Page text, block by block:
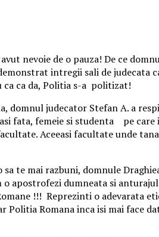
nevoie de o pauza! De ce
intregii sali de judecata
ca da, Politia s-a politizat!
domnul judecator Stefan A. a
fata, femeie si studenta pe
Aceeasi facultate unde
te mai razbuni, domnule
o apostrofezi dumneata si
!!! Reprezinti o adevarata
Romana inca isi mai face